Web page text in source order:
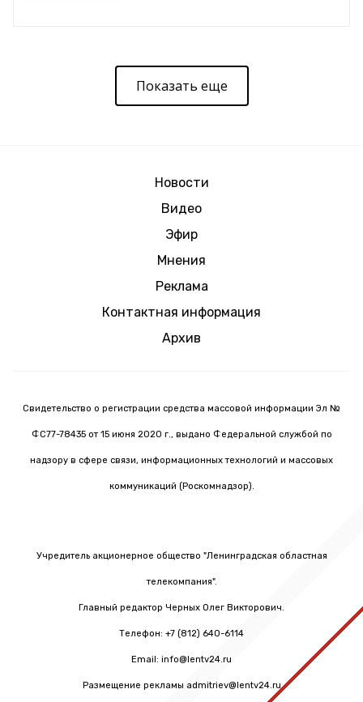
Показать еще
Новости
Видео
Эфир
Мнения
Реклама
Контактная информация
Архив
Свидетельство о регистрации средства массовой информации Эл №
ФС77-78435 от 15 июня 2020 г., выдано Федеральной службой по
надзору в сфере связи, информационных технологий и массовых
коммуникаций (Роскомнадзор).
Учредитель акционерное общество "Ленинградская областная
телекомпания".
Главный редактор Черных Олег Викторович.
Телефон: +7 (812) 640-6114
Email: info@lentv24.ru
Размещение рекламы admitriev@lentv24.ru